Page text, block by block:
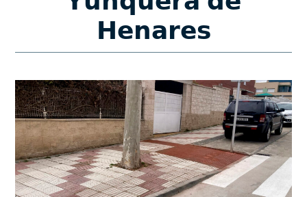
𝗛𝗲𝗻𝗮𝗿𝗲𝘀